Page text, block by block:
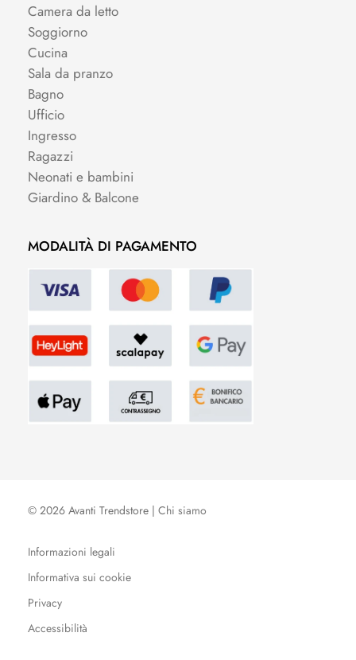
Camera da letto
Soggiorno
Cucina
Sala da pranzo
Bagno
Ufficio
Ingresso
Ragazzi
Neonati e bambini
Giardino & Balcone
MODALITÀ DI PAGAMENTO
© 2026 Avanti Trendstore | Chi siamo
Informazioni legali
Informativa sui cookie
Privacy
Accessibilità